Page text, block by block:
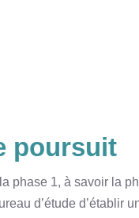
poursuit
phase 1, à savoir la
d’étude d’établir